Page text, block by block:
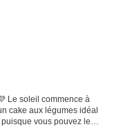
Le soleil commence à
cake aux légumes idéal
vous pouvez le